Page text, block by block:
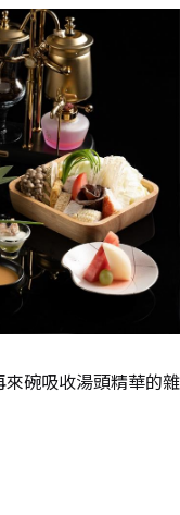
碗吸收湯頭精華的雜